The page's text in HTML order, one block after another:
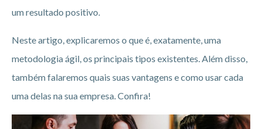
um resultado positivo.
Neste artigo, explicaremos o que é, exatamente, uma
metodologia ágil, os principais tipos existentes. Além disso,
também falaremos quais suas vantagens e como usar cada
uma delas na sua empresa. Confira!